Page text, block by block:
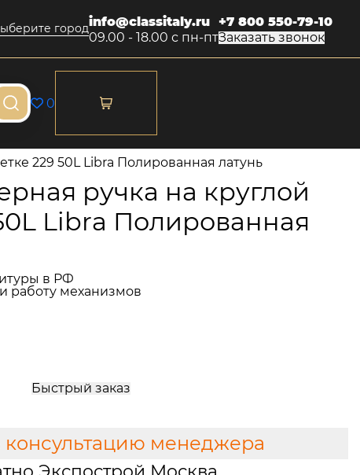
городinfo@classitaly.ru
09.00 - 18.00 с пн-пт
+7 800 550-79-10
Заказать звонок
0
229 50L Libra Полированная латунь
ручка на круглой
Libra Полированная
в РФ
работу механизмов
Быстрый заказ
консультацию менеджера